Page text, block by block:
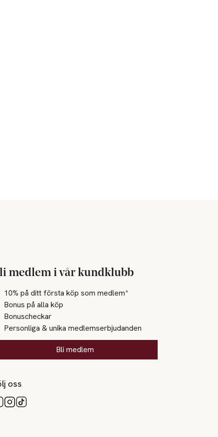
medlem i vår kundklubb
10% på ditt första köp som medlem*
Bonus på alla köp
Bonuscheckar
Personliga & unika medlemserbjudanden
Bli medlem
oss